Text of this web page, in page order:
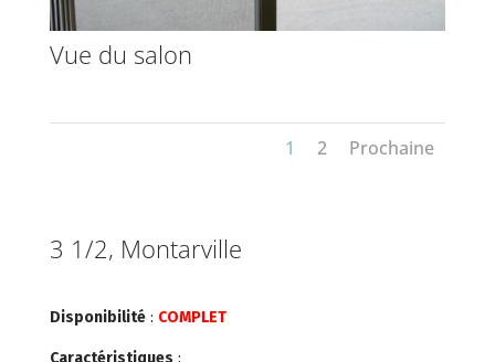
Vue du salon
1 2 Prochaine
3 1/2, Montarville
Disponibilité: COMPLET